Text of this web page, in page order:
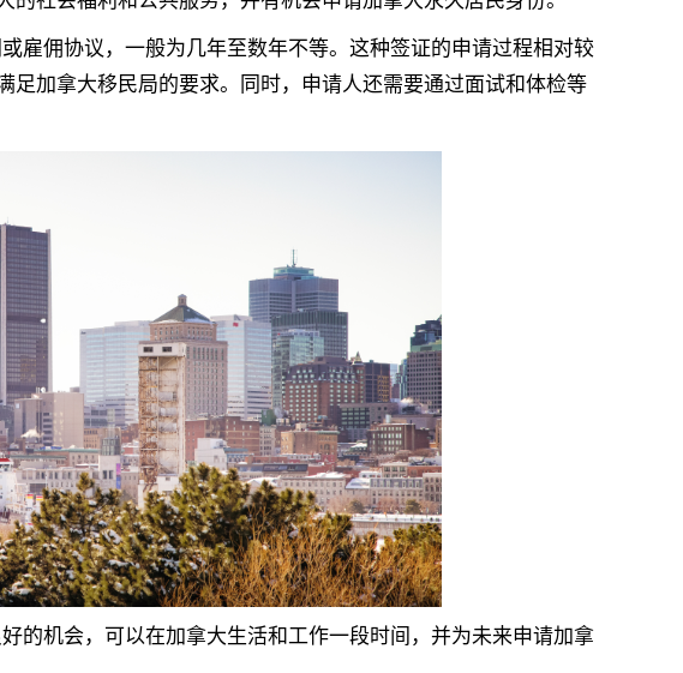
佣协议，一般为几年至数年不等。这种签证的申请过程相对较
足加拿大移民局的要求。同时，申请人还需要通过面试和体检等
机会，可以在加拿大生活和工作一段时间，并为未来申请加拿